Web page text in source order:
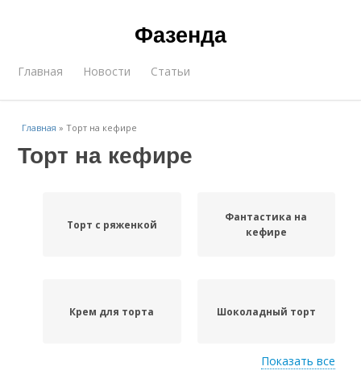
Фазенда
Главная Новости Статьи
Главная »Торт на кефире
Торт на кефире
Торт с ряженкой
Фантастика на
кефире
Крем для торта Шоколадный торт
Показать все